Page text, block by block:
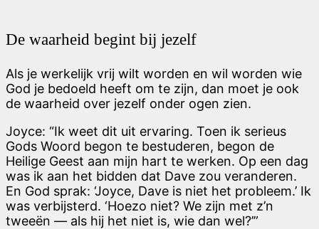
De waarheid begint bij jezelf
Als je werkelijk vrij wilt worden en wil worden wie
God je bedoeld heeft om te zijn, dan moet je ook
de waarheid over jezelf onder ogen zien.
Joyce: “Ik weet dit uit ervaring. Toen ik serieus
Gods Woord begon te bestuderen, begon de
Heilige Geest aan mijn hart te werken. Op een dag
was ik aan het bidden dat Dave zou veranderen.
En God sprak: ‘Joyce, Dave is niet het probleem.’ Ik
was verbijsterd. ‘Hoezo niet? We zijn met z’n
tweeën — als hij het niet is, wie dan wel?’”